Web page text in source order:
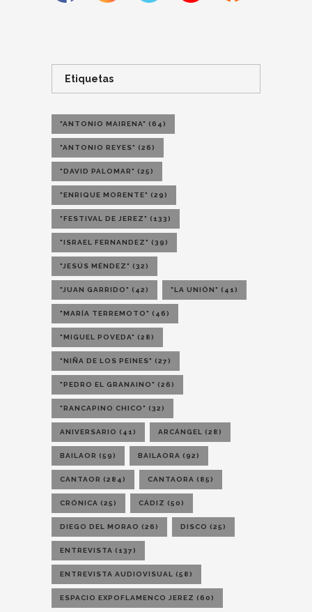
Etiquetas
"ANTONIO MAIRENA" (64)
"ANTONIO REYES" (26)
"DAVID PALOMAR" (25)
"ENRIQUE MORENTE" (29)
"FESTIVAL DE JEREZ" (133)
"ISRAEL FERNANDEZ" (39)
"JESÚS MÉNDEZ" (32)
"JUAN GARRIDO" (42) "LA UNIÓN" (41)
"MARÍA TERREMOTO" (46)
"MIGUEL POVEDA" (28)
"NIÑA DE LOS PEINES" (27)
"PEDRO EL GRANAINO" (26)
"RANCAPINO CHICO" (32)
ANIVERSARIO (41) ARCÁNGEL (28)
BAILAOR (59) BAILAORA (92)
CANTAOR (284) CANTAORA (85)
CRÓNICA (25) CÁDIZ (50)
DIEGO DEL MORAO (26) DISCO (25)
ENTREVISTA (137)
ENTREVISTA AUDIOVISUAL (58)
ESPACIO EXPOFLAMENCO JEREZ (60)